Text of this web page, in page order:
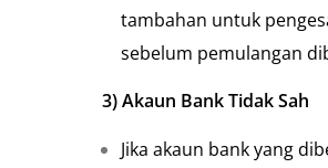
tambahan untuk
sebelum pemulangan
3)Akaun Bank Tidak Sah
Jika akaun bank yang